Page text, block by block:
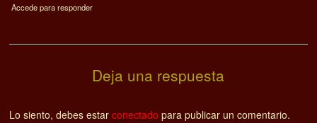
Accede para responder
Deja una respuesta
Lo siento, debes estarconectado para publicar un comentario.